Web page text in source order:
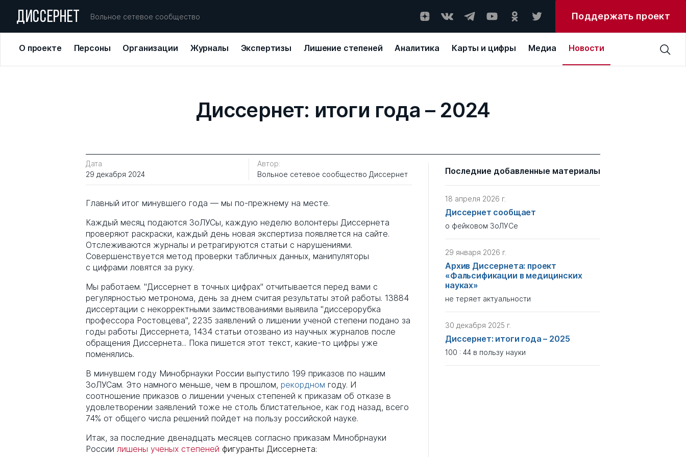
ДИССЕРНЕТ Вольное сетевое сообщество Поддержать проект
О проекте Персоны Организации Журналы Экспертизы Лишение степеней Аналитика Карты и цифры Медиа Новости
Диссернет: итоги года – 2024
Дата
29 декабря 2024
Автор:
Вольное сетевое сообщество Диссернет
Главный итог минувшего года — мы по-прежнему на месте.
Каждый месяц подаются ЗоЛУСы, каждую неделю волонтеры Диссернета
проверяют раскраски, каждый день новая экспертиза появляется на сайте.
Отслеживаются журналы и ретрагируются статьи с нарушениями.
Совершенствуется метод проверки табличных данных, манипуляторы
с цифрами ловятся за руку.
Мы работаем. "Диссернет в точных цифрах" отчитывается перед вами с
регулярностью метронома, день за днем считая результаты этой работы. 13884
диссертации с некорректными заимствованиями выявила "диссерорубка
профессора Ростовцева", 2235 заявлений о лишении ученой степени подано за
годы работы Диссернета, 1434 статьи отозвано из научных журналов после
обращения Диссернета... Пока пишется этот текст, какие-то цифры уже
поменялись.
В минувшем году Минобрнауки России выпустило 199 приказов по нашим
ЗоЛУСам. Это намного меньше, чем в прошлом, рекордном году. И
соотношение приказов о лишении ученых степеней к приказам об отказе в
удовлетворении заявлений тоже не столь блистательное, как год назад, всего
74% от общего числа решений пойдет на пользу российской науке.
Итак, за последние двенадцать месяцев согласно приказам Минобрнауки
России лишены ученых степеней фигуранты Диссернета:
Последние добавленные материалы
18 апреля 2026 г.
Диссернет сообщает
о фейковом ЗоЛУСе
29 января 2026 г.
Архив Диссернета: проект
«Фальсификации в медицинских
науках»
не теряет актуальности
30 декабря 2025 г.
Диссернет: итоги года – 2025
100 : 44 в пользу науки